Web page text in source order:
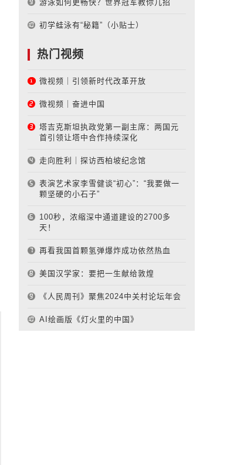
游泳如何更畅快？世界冠军教你几招
初学蛙泳有“秘籍”（小贴士）
热门视频
微视频｜引领新时代改革开放
微视频｜奋进中国
塔吉克斯坦执政党第一副主席：两国元
首引领让塔中合作持续深化
走向胜利｜探访西柏坡纪念馆
表演艺术家李雪健谈“初心”：“我要做一
颗坚硬的小石子”
100秒，浓缩深中通道建设的2700多
天！
再看我国首颗氢弹爆炸成功依然热血
美国汉学家：要把一生献给敦煌
《人民周刊》聚焦2024中关村论坛年会
AI绘画版《灯火里的中国》